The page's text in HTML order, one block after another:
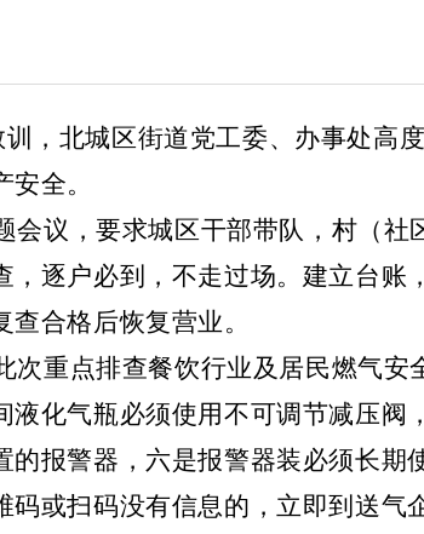
，北城区街道党工委、办事处高
全。
会议，要求城区干部带队，村（
逐户必到，不走过场。建立台账
合格后恢复营业。
重点排查餐饮行业及居民燃气安
化气瓶必须使用不可调节减压阀
报警器，六是报警器装必须长期
或扫码没有信息的，立即到送气